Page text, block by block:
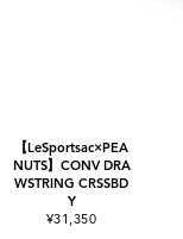
【LeSportsac×PEA
NUTS】CONV DRA
WSTRING CRSSBD
Y
¥31,350